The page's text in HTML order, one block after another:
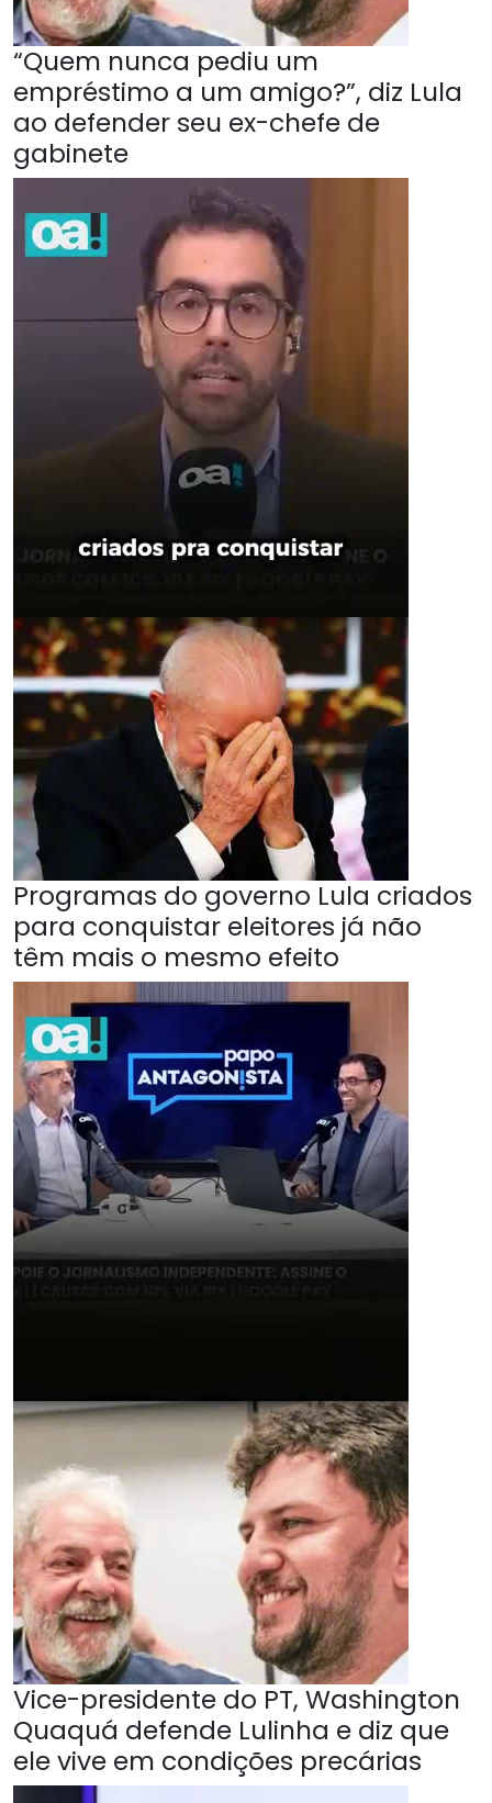
“Quem nunca pediu um
empréstimo a um amigo?”, diz Lula
ao defender seu ex-chefe de
gabinete
Programas do governo Lula criados
para conquistar eleitores já não
têm mais o mesmo efeito
Vice-presidente do PT, Washington
Quaquá defende Lulinha e diz que
ele vive em condições precárias